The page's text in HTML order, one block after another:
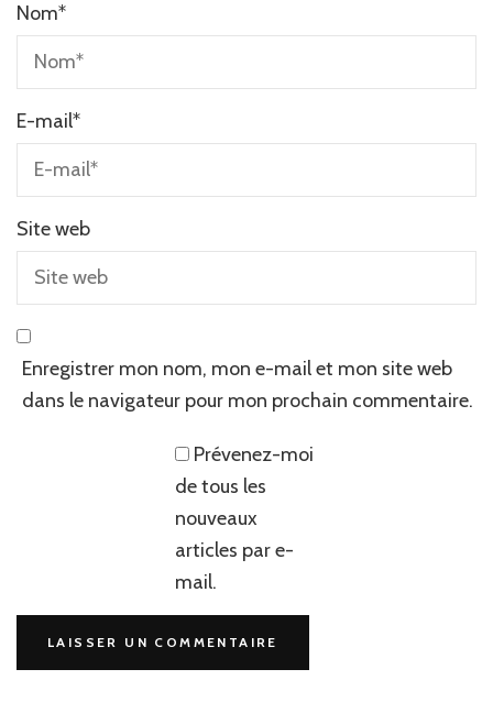
Nom*
E-mail*
Site web
Enregistrer mon nom, mon e-mail et mon site web
dans le navigateur pour mon prochain commentaire.
Prévenez-moi
de tous les
nouveaux
articles par e-
mail.